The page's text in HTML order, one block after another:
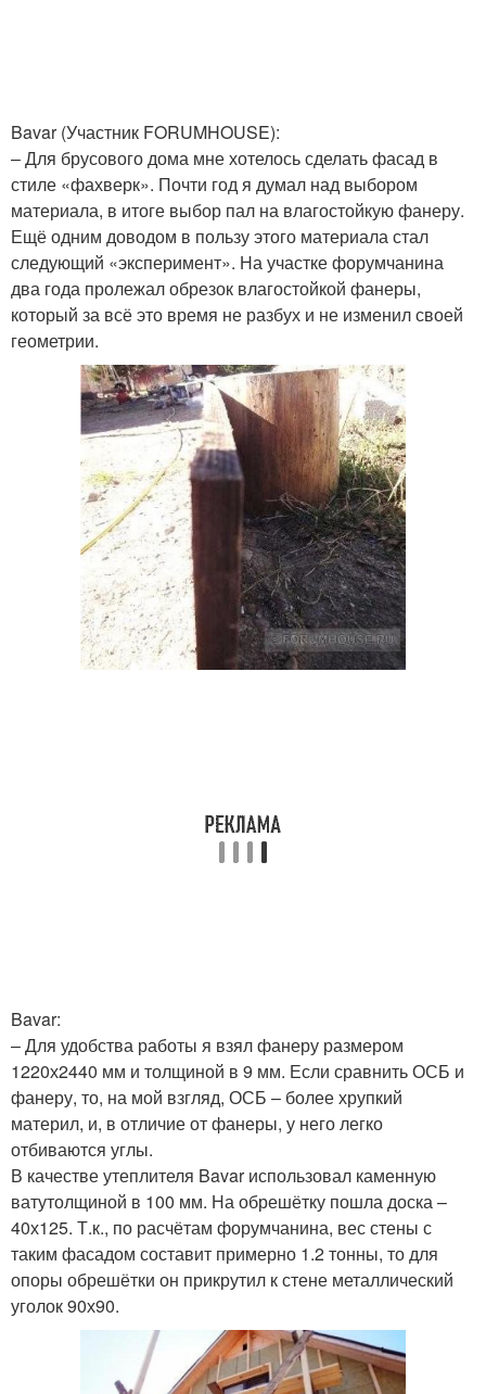
Bavar (Участник FORUMHOUSE):
– Для брусового дома мне хотелось сделать фасад в
стиле «фахверк». Почти год я думал над выбором
материала, в итоге выбор пал на влагостойкую фанеру.
Ещё одним доводом в пользу этого материала стал
следующий «эксперимент». На участке форумчанина
два года пролежал обрезок влагостойкой фанеры,
который за всё это время не разбух и не изменил своей
геометрии.
Bavar:
– Для удобства работы я взял фанеру размером
1220х2440 мм и толщиной в 9 мм. Если сравнить ОСБ и
фанеру, то, на мой взгляд, ОСБ – более хрупкий
материл, и, в отличие от фанеры, у него легко
отбиваются углы.
В качестве утеплителя Bavar использовал каменную
ватутолщиной в 100 мм. На обрешётку пошла доска –
40х125. Т.к., по расчётам форумчанина, вес стены с
таким фасадом составит примерно 1.2 тонны, то для
опоры обрешётки он прикрутил к стене металлический
уголок 90х90.